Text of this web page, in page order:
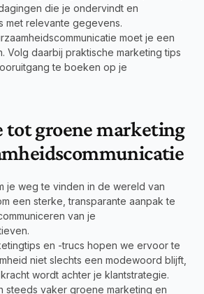
die je ondervindt en
met relevante gegevens.
moet je een
Volg daarbij praktische marketing tips
te boeken op je
groene marketing
je weg te vinden in de wereld van
een sterke, transparante aanpak te
van je
en -trucs hopen we ervoor te
niet slechts een modewoord blijft,
wordt achter je klantstrategie.
steeds vaker groene marketing en